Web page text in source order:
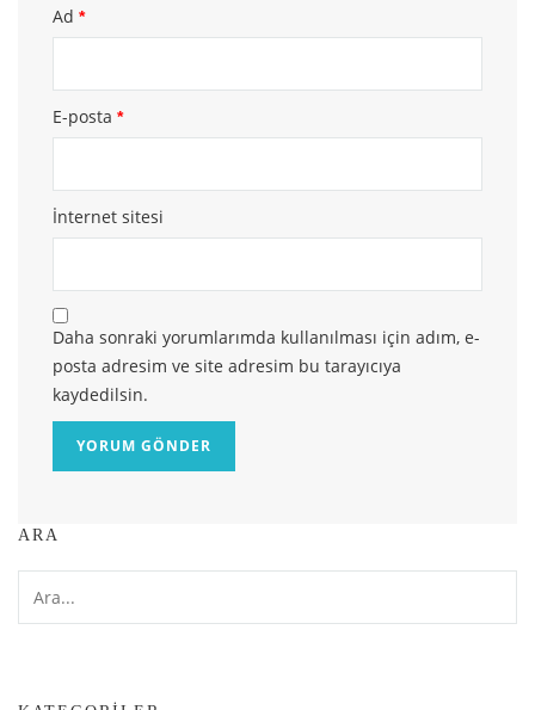
Ad*
E-posta*
İnternet sitesi
Daha sonraki yorumlarımda kullanılması için adım, e-
posta adresim ve site adresim bu tarayıcıya
kaydedilsin.
ARA